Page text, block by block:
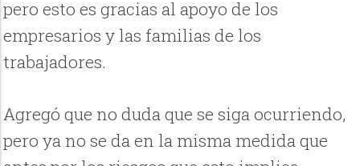
pero esto es gracias al apoyo de los
empresarios y las familias de los
trabajadores.
Agregó que no duda que se siga ocurriendo,
pero ya no se da en la misma medida que